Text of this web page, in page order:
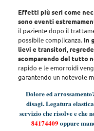
Effetti più seri come
sono eventi
il paziente dopo il
possibile complicanza. In
lievi e transitori,
scomparendo del tutto
rapido e le emorroidi
garantendo un notevole
Dolore ed
disagi. Legatura
servizio che risolve e che
84174409oppure